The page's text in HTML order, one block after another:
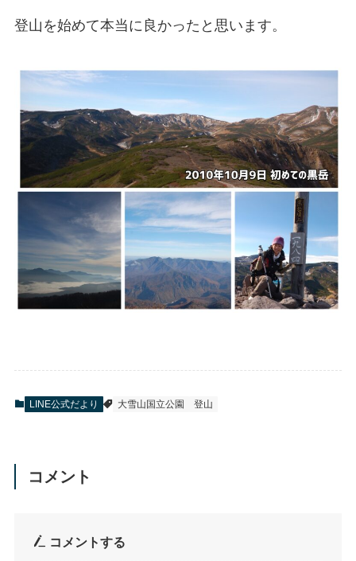
登山を始めて本当に良かったと思います。
LINE公式だより 大雪山国立公園 登山
コメント
コメントする